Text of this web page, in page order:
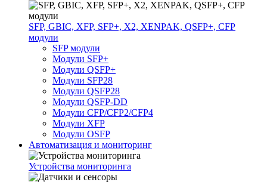
SFP, GBIC, XFP, SFP+, X2, XENPAK, QSFP+, CFP
модули
SFP модули
Модули SFP+
Модули QSFP+
Модули SFP28
Модули QSFP28
Модули QSFP-DD
Модули CFP/CFP2/CFP4
Модули XFP
Модули OSFP
Автоматизация и мониторинг
Устройства мониторинга